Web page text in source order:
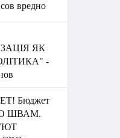
вредно
ЯК
-
Бюджет
ШВАМ.